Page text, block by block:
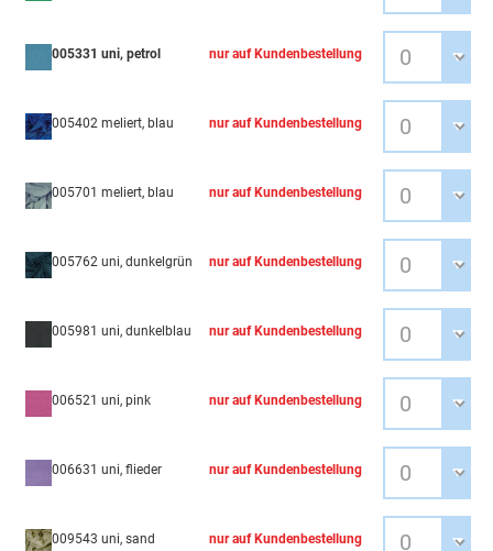
005331 uni, petrol nur auf Kundenbestellung
005402 meliert, blau nur auf Kundenbestellung
005701 meliert, blau nur auf Kundenbestellung
005762 uni, dunkelgrün nur auf Kundenbestellung
005981 uni, dunkelblau nur auf Kundenbestellung
006521 uni, pink nur auf Kundenbestellung
006631 uni, flieder nur auf Kundenbestellung
009543 uni, sand nur auf Kundenbestellung